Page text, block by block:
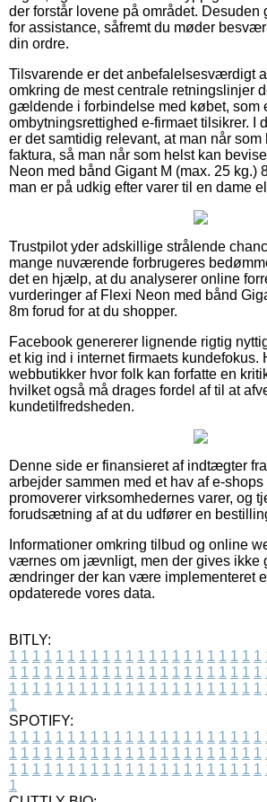
der forstår lovene på området. Desuden
for assistance, såfremt du møder
din ordre.
Tilsvarende er det anbefalelsesværdigt
omkring de mest centrale retningslinjer
gældende i forbindelse med købet, som
ombytningsrettighed e-firmaet tilsikrer. I
er det samtidig relevant, at man når som
faktura, så man når som helst kan
Neon med bånd Gigant M (max. 25 kg.)
man er på udkig efter varer til en dame
Trustpilot yder adskillige strålende
mange nuværende forbrugeres
det en hjælp, at du analyserer online
vurderinger af Flexi Neon med bånd
8m forud for at du shopper.
Facebook genererer lignende rigtig
et kig ind i internet firmaets kundefokus.
webbutikker hvor folk kan forfatte en
hvilket også må drages fordel af til at
kundetilfredsheden.
Denne side er finansieret af indtægter
arbejder sammen med et hav af e-shops
promoverer virksomhedernes varer, og
forudsætning af at du udfører en
Informationer omkring tilbud og online
værnes om jævnligt, men der gives ikke
ændringer der kan være implementeret
opdaterede vores data.
BITLY:
1 1 1 1 1 1 1 1 1 1 1 1 1 1 1 1 1 1 1 1 1 1
1 1 1 1 1 1 1 1 1 1 1 1 1 1 1 1 1 1 1 1 1 1
1 1 1 1 1 1 1 1 1 1 1 1 1 1 1 1 1 1 1 1 1 1
1
SPOTIFY:
1 1 1 1 1 1 1 1 1 1 1 1 1 1 1 1 1 1 1 1 1 1
1 1 1 1 1 1 1 1 1 1 1 1 1 1 1 1 1 1 1 1 1 1
1 1 1 1 1 1 1 1 1 1 1 1 1 1 1 1 1 1 1 1 1 1
1